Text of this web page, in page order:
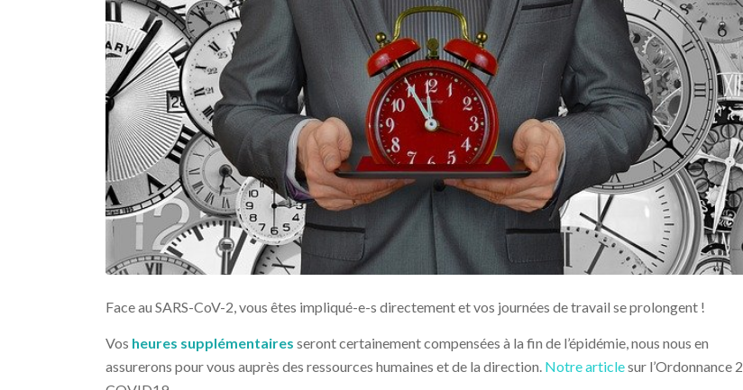
Face au SARS-CoV-2, vous êtes impliqué-e-s directement et vos journées de travail se prolongent !
Vos heures supplémentaires seront certainement compensées à la fin de l’épidémie, nous nous en
assurerons pour vous auprès des ressources humaines et de la direction. Notre articlesur l’Ordonnance 2